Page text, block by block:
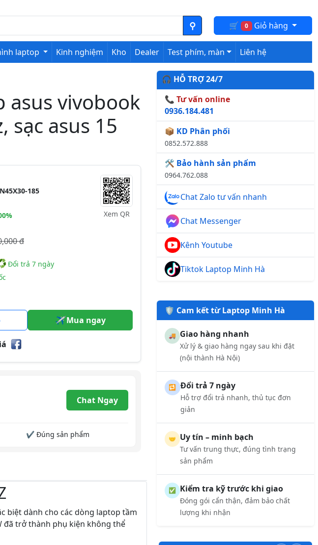
🛒 0 Giỏ hàng
laptop Kinh nghiệm Kho Dealer Test phím, màn
Liên hệ
asus vivobook
sạc asus 15
185
Xem QR
đ
Đổi trả 7 ngày
Mua ngay
Chat Ngay
✔ Đúng sản phẩm
biệt dành cho các dòng laptop tầm
đã trở thành phụ kiện không thể
🎧 HỖ TRỢ 24/7
📞 Tư vấn online
0936.184.481
📦 KD Phân phối
0852.572.888
🛠️ Bảo hành sản phẩm
0964.762.088
Chat Zalo tư vấn nhanh
Chat Messenger
Kênh Youtube
Tiktok Laptop Minh Hà
🛡️ Cam kết từ Laptop Minh Hà
🚚 Giao hàng nhanh
Xử lý & giao hàng ngay sau khi đặt
(nội thành Hà Nội)
🔁 Đổi trả 7 ngày
Hỗ trợ đổi trả nhanh, thủ tục đơn
giản
🤝 Uy tín – minh bạch
Tư vấn trung thực, đúng tình trạng
sản phẩm
✅ Kiểm tra kỹ trước khi giao
Đóng gói cẩn thận, đảm bảo chất
lượng khi nhận